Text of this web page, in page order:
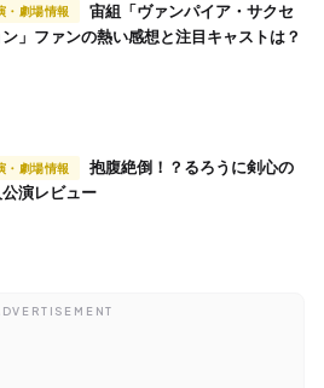
・劇場情報
」ファンの熱い感想と注目キャストは？
・劇場情報
演レビュー